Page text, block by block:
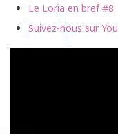
Le Loria en bref #8
Suivez-nous sur